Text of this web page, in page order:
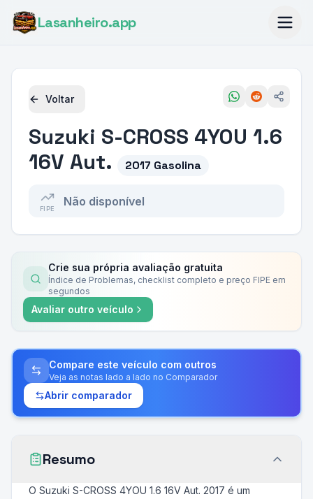
Lasanheiro.app
Voltar
Suzuki S-CROSS 4YOU 1.6
16V Aut.
2017 Gasolina
FIPE
Não disponível
Crie sua própria avaliação gratuita
Índice de Problemas, checklist completo e preço FIPE em
segundos
Avaliar outro veículo
Compare este veículo com outros
Veja as notas lado a lado no Comparador
Abrir comparador
Resumo
O Suzuki S-CROSS 4YOU 1.6 16V Aut. 2017 é um